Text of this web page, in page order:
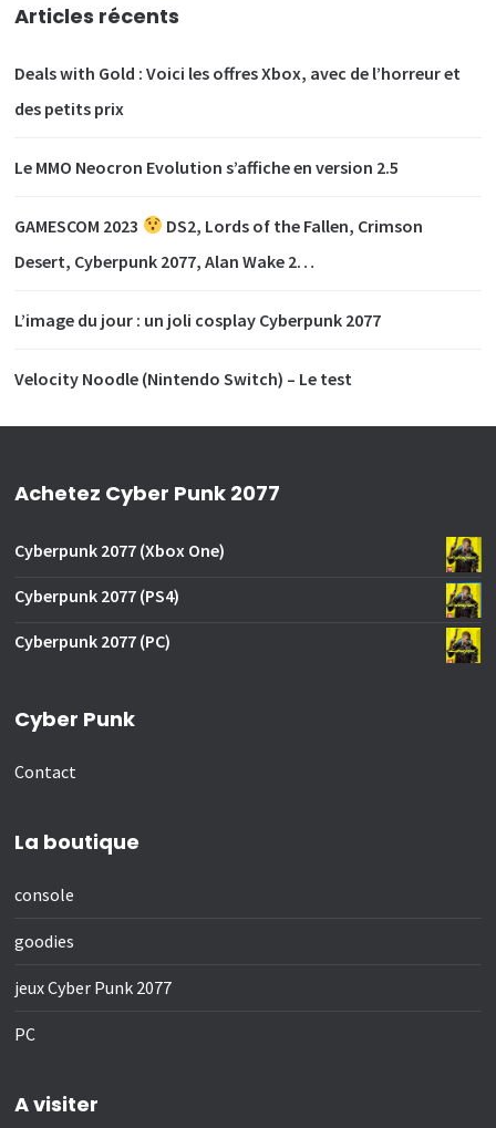
Articles récents
Deals with Gold : Voici les offres Xbox, avec de l’horreur et
des petits prix
Le MMO Neocron Evolution s’affiche en version 2.5
GAMESCOM 2023
DS2, Lords of the Fallen, Crimson
Desert, Cyberpunk 2077, Alan Wake 2…
L’image du jour : un joli cosplay Cyberpunk 2077
Velocity Noodle (Nintendo Switch) – Le test
Achetez Cyber Punk 2077
Cyberpunk 2077 (Xbox One)
Cyberpunk 2077 (PS4)
Cyberpunk 2077 (PC)
Cyber Punk
Contact
La boutique
console
goodies
jeux Cyber Punk 2077
PC
A visiter